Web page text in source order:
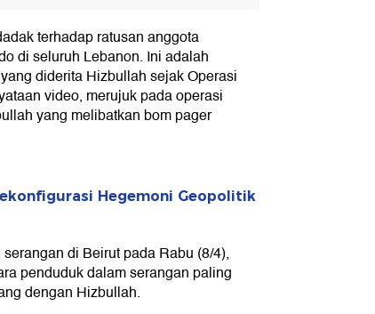
terhadap ratusan anggota
di seluruh Lebanon. Ini adalah
diderita Hizbullah sejak Operasi
video, merujuk pada operasi
yang melibatkan bom pager
Hegemoni Geopolitik
di Beirut pada Rabu (8/4),
penduduk dalam serangan paling
dengan Hizbullah.